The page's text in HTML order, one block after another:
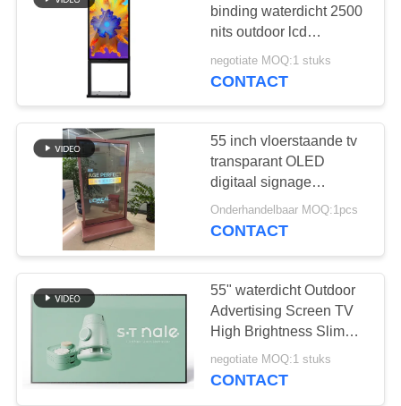
De muur zette
Digitale Signage op
LCD de Kiosk van
het
Aanrakingsscherm
20
binding waterdicht 2500
nits outdoor lcd
advertentie digitale
display kiosk met lage
negotiate MOQ:1 stuks
CONTACT
55 inch vloerstaande tv
transparant OLED
digitaal signage
AMOLED scherm 4K
touch ultra dun
Onderhandelbaar MOQ:1pcs
CONTACT
55" waterdicht Outdoor
Advertising Screen TV
High Brightness Slim
Event Video Display
Muur Mount Lcd Panel
negotiate MOQ:1 stuks
CONTACT